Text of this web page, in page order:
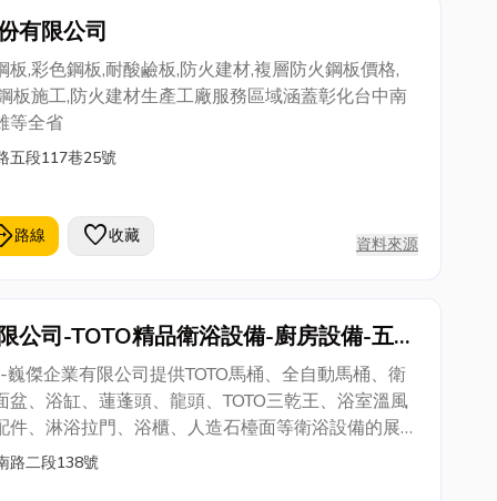
有限公司
,彩色鋼板,耐酸鹼板,防火建材,複層防火鋼板價格,
板施工,防火建材生產工廠服務區域涵蓋彰化台中南
等全省
五段117巷25號
路線 favorite收藏 資料來源
公司-TOTO精品衛浴設備-廚房設備-五
巍傑企業有限公司提供TOTO馬桶、全自動馬桶、衛
盆、浴缸、蓮蓬頭、龍頭、TOTO三乾王、浴室溫風
件、淋浴拉門、浴櫃、人造石檯面等衛浴設備的展
施工。專線：02-3393-3255；106 台北市大安區
路二段138號